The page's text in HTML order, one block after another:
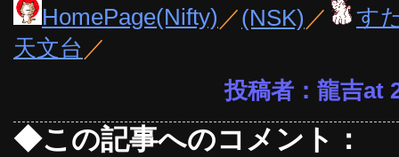
HomePage(Nifty) ／(NSK) ／
す
天文台 ／
投稿者：龍吉at
◆この記事へのコメント：